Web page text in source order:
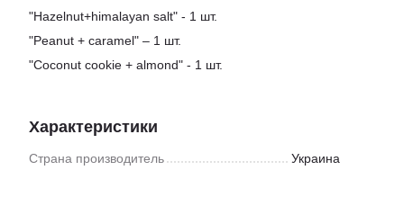
"Hazelnut+himalayan salt" - 1 шт.
"Peanut + caramel" – 1 шт.
"Соconut cookie + almond" - 1 шт.
Характеристики
Страна производитель Украина